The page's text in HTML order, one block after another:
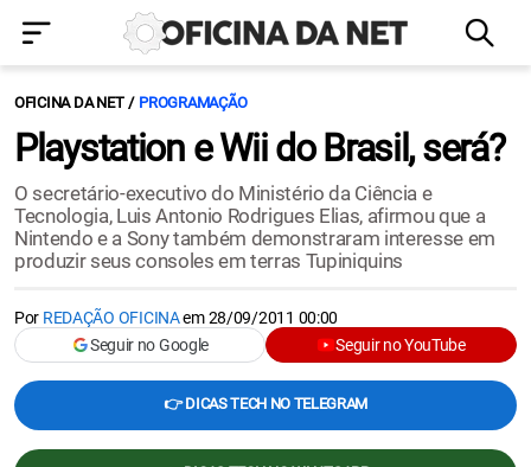
OFICINA DA NET PROGRAMAÇÃO
Playstation e Wii do Brasil, será?
O secretário-executivo do Ministério da Ciência e
Tecnologia, Luis Antonio Rodrigues Elias, afirmou que a
Nintendo e a Sony também demonstraram interesse em
produzir seus consoles em terras Tupiniquins
Por REDAÇÃO OFICINAem28/09/2011 00:00
Seguir no Google
Seguir no YouTube
👉 DICAS TECH NO TELEGRAM